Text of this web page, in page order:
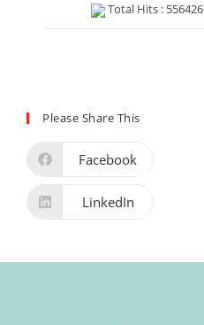
Total Hits : 556426
Please Share This
Facebook
LinkedIn